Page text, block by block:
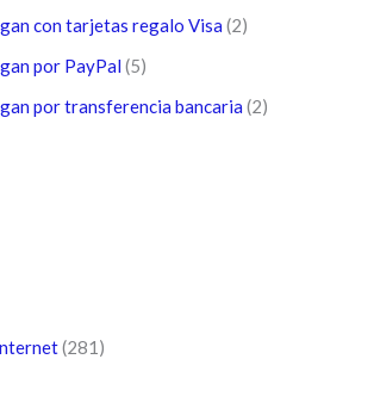
con tarjetas regalo Visa (2)
por PayPal (5)
por transferencia bancaria (2)
(281)